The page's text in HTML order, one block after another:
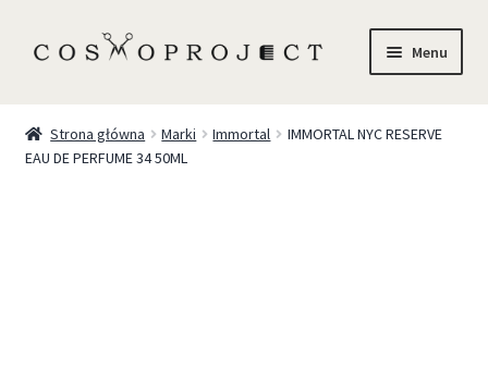
Menu
Marki
Strona główna Marki Immortal
IMMORTAL NYC RESERVE
EAU DE PERFUME 34 50ML